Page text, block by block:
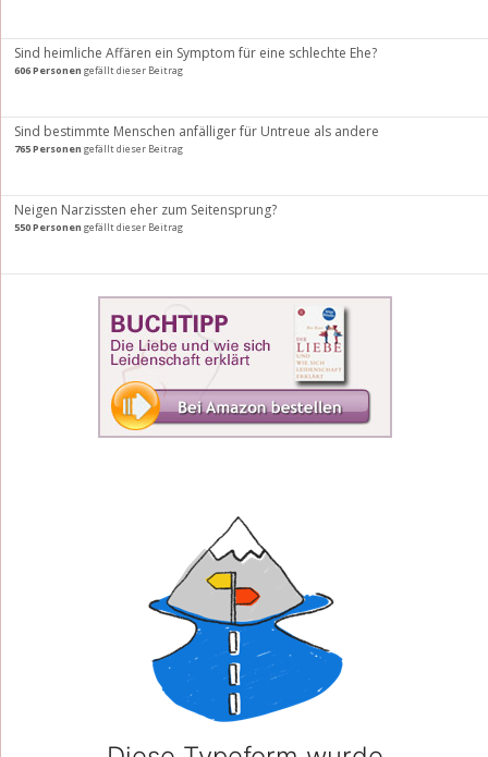
Sind heimliche Affären ein Symptom für eine schlechte Ehe?
606 Personen gefällt dieser Beitrag
Sind bestimmte Menschen anfälliger für Untreue als andere
765 Personen gefällt dieser Beitrag
Neigen Narzissten eher zum Seitensprung?
550 Personen gefällt dieser Beitrag